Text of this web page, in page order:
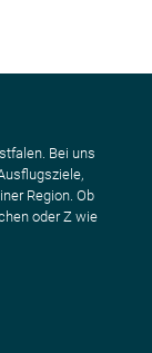
Bei uns
Region. Ob
oder Z wie